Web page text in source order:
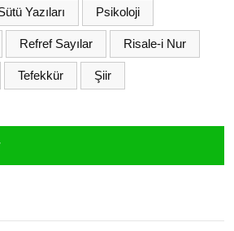
Yazıları Psikoloji
Refref Sayılar Risale-i Nur
Tefekkür Şiir